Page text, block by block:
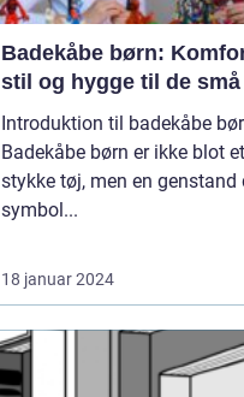
Badekåbe børn:
stil og hygge til de små
Introduktion til badekåbe
Badekåbe børn er ikke blot et
stykke tøj, men en genstand
symbol...
18 januar 2024